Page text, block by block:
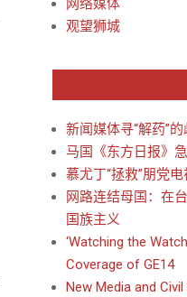
网络媒体
观望狮城
新闻媒体寻“解药”
马国《东方日报》
慕尤丁“拯救”朋党电
网路连结母国：在
国族主义
‘Watching the
Coverage of GE14
New Media and